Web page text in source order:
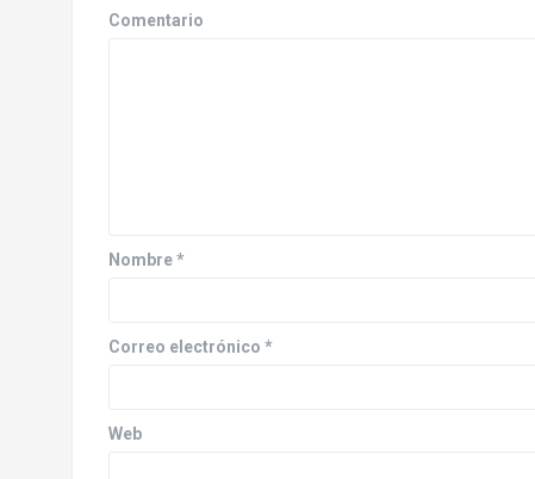
a
d
e
n
t
Comentario
Nombre*
Correo electrónico *
Web